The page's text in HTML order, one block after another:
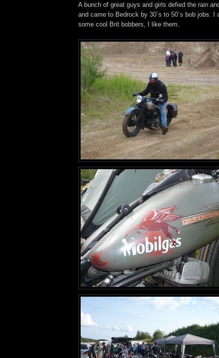
A bunch of great guys and girls defied the rain
and came to Bedrock by 30`s to 50`s bob jobs. I
some cool Brit bobbers, I like them.